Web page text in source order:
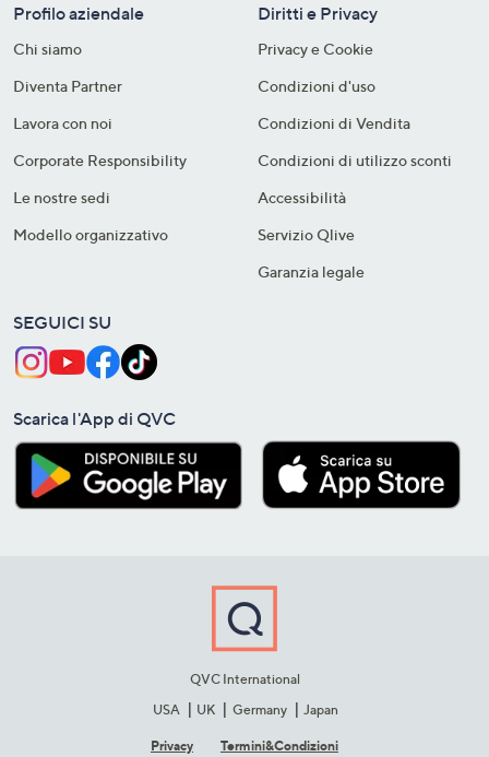
Profilo aziendale
Chi siamo
Diventa Partner
Lavora con noi
Corporate Responsibility
Le nostre sedi
Modello organizzativo
Diritti e Privacy
Privacy e Cookie
Condizioni d'uso
Condizioni di Vendita
Condizioni di utilizzo sconti
Accessibilità
Servizio Qlive
Garanzia legale
SEGUICI SU
Scarica l'App di QVC
QVC International
USA
UK Germany Japan
Privacy Termini&C​ondizioni